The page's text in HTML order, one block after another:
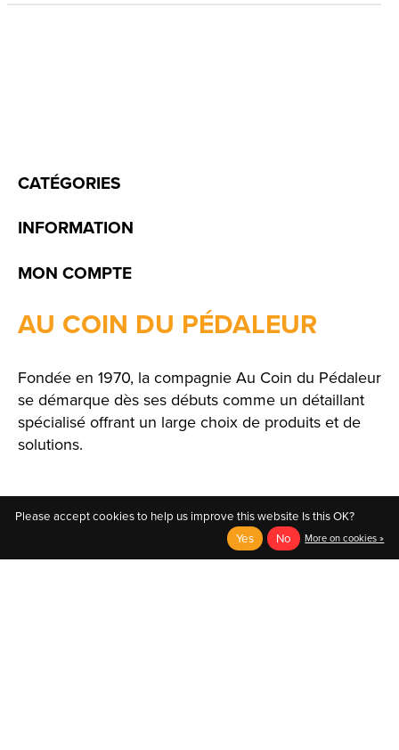
CATÉGORIES
INFORMATION
MON COMPTE
AU COIN DU PÉDALEUR
Fondée en 1970, la compagnie Au Coin du Pédaleur
se démarque dès ses débuts comme un détaillant
spécialisé offrant un large choix de produits et de
solutions.
Please accept cookies to help us improve this website Is this OK?
Yes
No More on cookies »